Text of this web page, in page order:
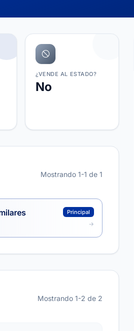
¿VENDE AL ESTADO?
No
Mostrando 1-1 de 1
Principal
Mostrando 1-2 de 2